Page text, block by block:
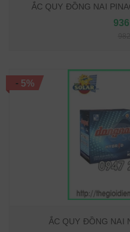
ẮC QUY ĐỒNG NAI
- 5%
ẮC QUY ĐỒNG NAI